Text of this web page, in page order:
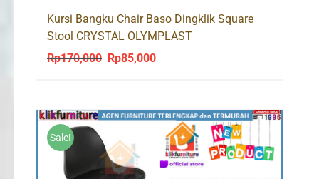
Kursi Bangku Chair Baso Dingklik Square
Stool CRYSTAL OLYMPLAST
Rp170,000
Original
Rp170,000.
Rp85,000Current
Rp85,000.
Sale!